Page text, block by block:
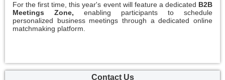
For the first time, this year's event will feature a dedicated B2B
Meetings Zone, enabling participants to schedule
personalized business meetings through a dedicated online
matchmaking platform.
Contact Us